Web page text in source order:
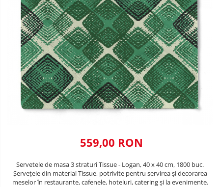
VALENTINE'S DAY /DRAGOBETE
1 & 8 MARTIE
PAŞTE / EASTER
TEMATICA CULINARA
IARNA-CRACIUN-REVELION
DECOR NEGRU
DECOR CREM
DECOR BEJ & MARO
DECOR ROZ
DECOR NUNTA & LOGODNA
DECOR BOTEZ
DECOR ANIVERSARI COPII
TEMATICA MARINA
559,00 RON
Servetele de masa 3 straturi Tissue - Logan, 40 x 40 cm, 1800 buc.
Șervețele din material Tissue, potrivite pentru servirea și decorarea
meselor în restaurante, cafenele, hoteluri, catering și la evenimente.